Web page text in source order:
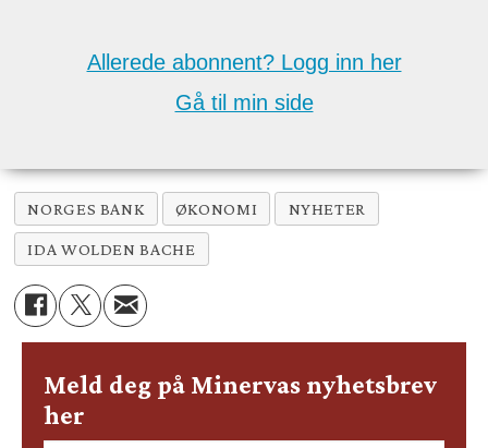
Allerede abonnent? Logg inn her
Gå til min side
NORGES BANK ØKONOMI NYHETER
IDA WOLDEN BACHE
Meld deg på Minervas nyhetsbrev
her